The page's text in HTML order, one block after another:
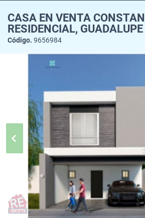
CASA EN VENTA
RESIDENCIAL, GUADALUPE
Código. 9656984